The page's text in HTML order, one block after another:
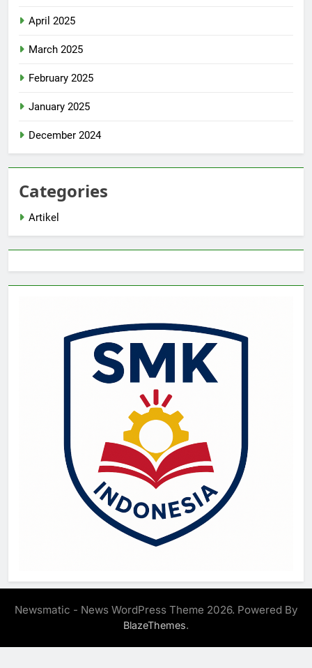
April 2025
March 2025
February 2025
January 2025
December 2024
Categories
Artikel
Newsmatic - News WordPress Theme 2026. Powered By
BlazeThemes.